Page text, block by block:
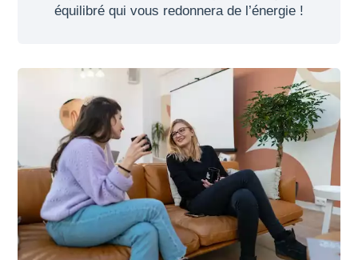
équilibré qui vous redonnera de l’énergie !